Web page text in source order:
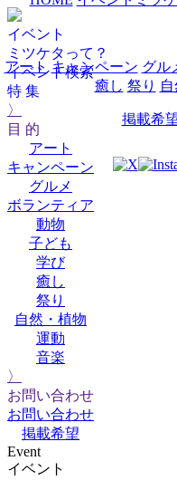
イベント
ミツケタって？
イベント検索
特 集
〉
目 的
アート
キャンペーン
グルメ
ボランティア
動物
子ども
学び
癒し
祭り
自然・植物
運動
音楽
〉
お問い合わせ
お問い合わせ
掲載希望
アート キャンペーン グル
癒し 祭り
掲載希
Event
イベント